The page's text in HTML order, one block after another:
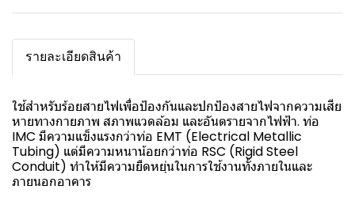
รายละเอียดสินค้า
ใช้สำหรับร้อยสายไฟเพื่อป้องกันและปกป้องสายไฟจากความเสีย
หายทางกายภาพ สภาพแวดล้อม และอันตรายจากไฟฟ้า. ท่อ
IMC มีความแข็งแรงกว่าท่อ EMT (Electrical Metallic
Tubing) แต่มีความหนาน้อยกว่าท่อ RSC (Rigid Steel
Conduit) ทำให้มีความยืดหยุ่นในการใช้งานทั้งภายในและ
ภายนอกอาคาร